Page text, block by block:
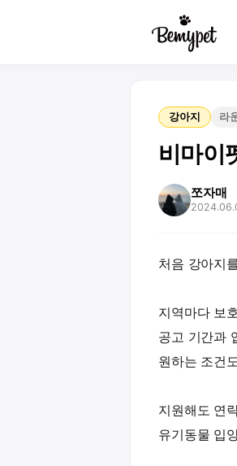
강아지 라
비마이
쪼자매
처음 강아지
지역마다 보
공고 기간과
원하는 조건
지원해도 연
유기동물 입